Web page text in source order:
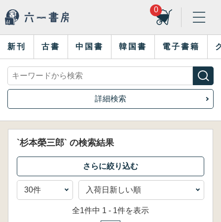
0
新刊 古書 中国書 韓国書 電子書籍
詳細検索
`杉本榮三郎` の検索結果
全1件中 1 - 1件を表示